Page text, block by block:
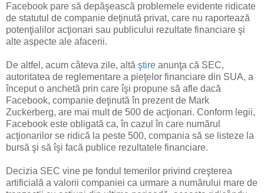
Facebook pare să depăşească problemele evidente ridicate
de statutul de companie deţinută privat, care nu raportează
potenţialilor acţionari sau publicului rezultate financiare şi
alte aspecte ale afacerii.
De altfel, acum câteva zile, altă ştire anunţa că SEC,
autoritatea de reglementare a pieţelor financiare din SUA, a
început o anchetă prin care îşi propune să afle dacă
Facebook, companie deţinută în prezent de Mark
Zuckerberg, are mai mult de 500 de acţionari. Conform legii,
Facebook este obligată ca, în cazul în care numărul
acţionarilor se ridică la peste 500, compania să se listeze la
bursă şi să îşi facă publice rezultatele financiare.
Decizia SEC vine pe fondul temerilor privind creşterea
artificială a valorii companiei ca urmare a numărului mare de